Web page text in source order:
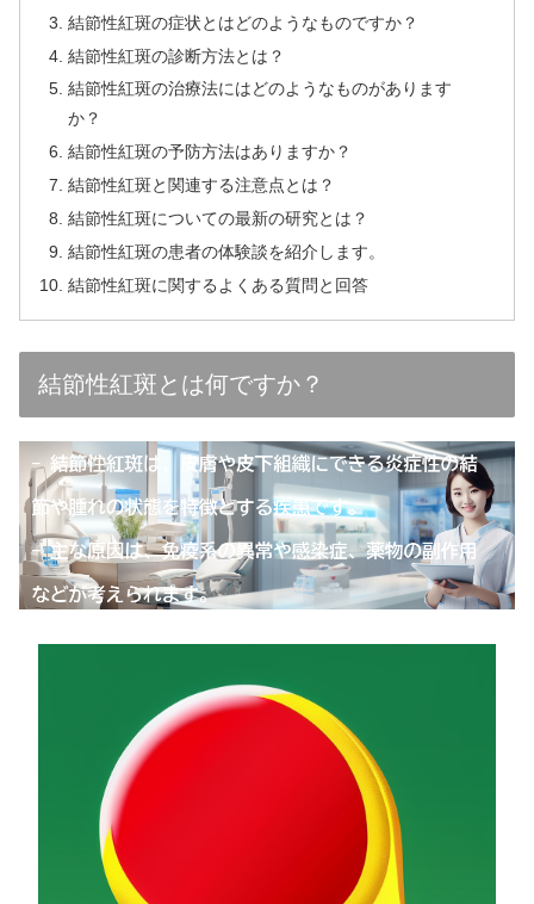
結節性紅斑の症状とはどのようなものですか？
結節性紅斑の診断方法とは？
結節性紅斑の治療法にはどのようなものがあります
か？
結節性紅斑の予防方法はありますか？
結節性紅斑と関連する注意点とは？
結節性紅斑についての最新の研究とは？
結節性紅斑の患者の体験談を紹介します。
結節性紅斑に関するよくある質問と回答
結節性紅斑とは何ですか？